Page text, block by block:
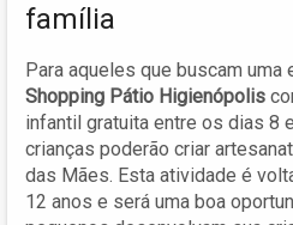
família
Para aqueles que buscam uma
Shopping Pátio Higienópolis
infantil gratuita entre os dias 8
crianças poderão criar
das Mães. Esta atividade é
12 anos e será uma boa